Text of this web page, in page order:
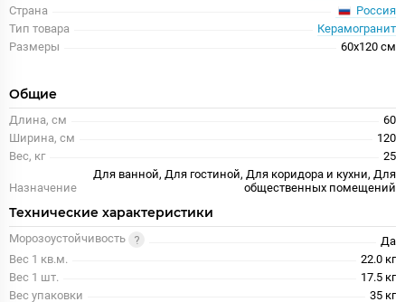
Страна
Россия
Тип товара
Керамогранит
Размеры
60x120 см
Общие
Длина, см
60
Ширина, см
120
Вес, кг
25
Назначение
Для ванной, Для гостиной, Для коридора и кухни, Для
общественных помещений
Технические характеристики
Морозоустойчивость
Да
Вес 1 кв.м.
22.0 кг
Вес 1 шт.
17.5 кг
Вес упаковки
35 кг